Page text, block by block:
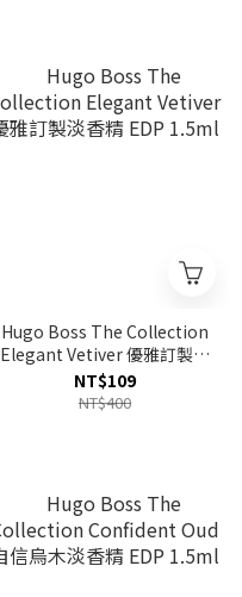
Hugo Boss The Collection
Elegant Vetiver 優雅訂製淡
香精 EDP 1.5ml
NT$109
NT$400